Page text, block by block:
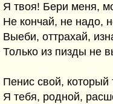
Я твоя! Бери меня,
Не кончай, не надо,
Выеби, оттрахай,
Только из пизды не
Пенис свой, который
Я тебя, родной,